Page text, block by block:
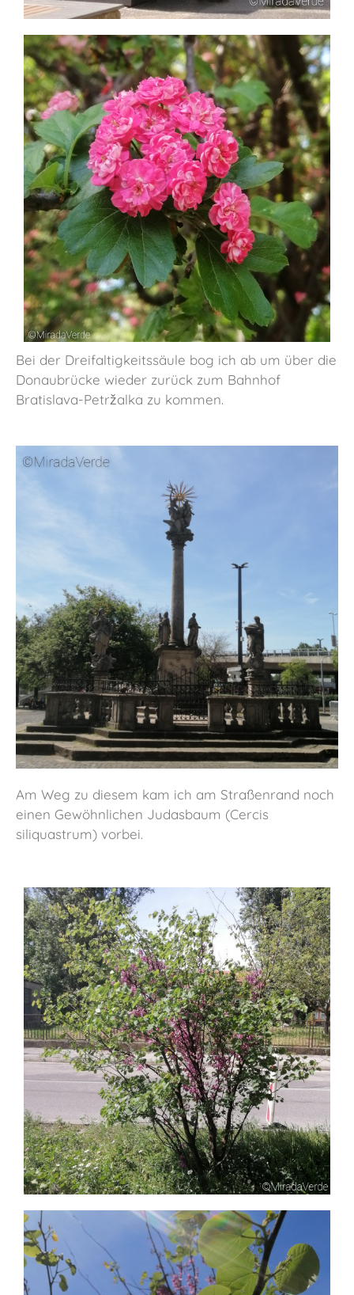
Bei der Dreifaltigkeitssäule bog ich ab um über die
Donaubrücke wieder zurück zum Bahnhof
Bratislava-Petržalka zu kommen.
Am Weg zu diesem kam ich am Straßenrand noch
einen Gewöhnlichen Judasbaum (Cercis
siliquastrum) vorbei.